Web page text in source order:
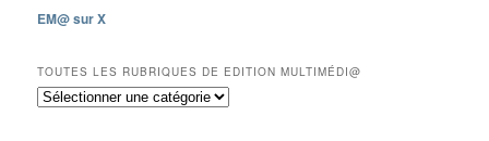
12
mois
réservés
aux
EM@ sur X
TOUTES LES RUBRIQUES DE EDITION MULTIMÉDI@
Toutes